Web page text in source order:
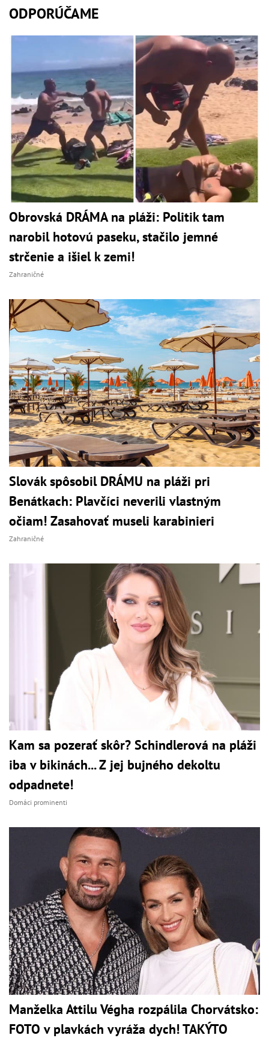
ODPORÚČAME
Obrovská DRÁMA na pláži: Politik tam
narobil hotovú paseku, stačilo jemné
strčenie a išiel k zemi!
Zahraničné
Slovák spôsobil DRÁMU na pláži pri
Benátkach: Plavčíci neverili vlastným
očiam! Zasahovať museli karabinieri
Zahraničné
Kam sa pozerať skôr? Schindlerová na pláži
iba v bikinách... Z jej bujného dekoltu
odpadnete!
Domáci prominenti
Manželka Attilu Végha rozpálila Chorvátsko:
FOTO v plavkách vyráža dych! TAKÝTO